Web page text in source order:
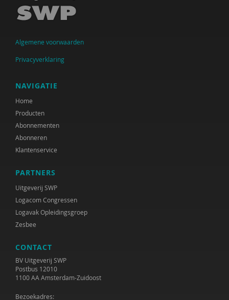
Algemene voorwaarden
Privacyverklaring
NAVIGATIE
Home
Producten
Abonnementen
Abonneren
Klantenservice
PARTNERS
Uitgeverij SWP
Logacom Congressen
Logavak Opleidingsgroep
Zesbee
CONTACT
BV Uitgeverij SWP
Postbus 12010
1100 AA Amsterdam-Zuidoost
Bezoekadres: